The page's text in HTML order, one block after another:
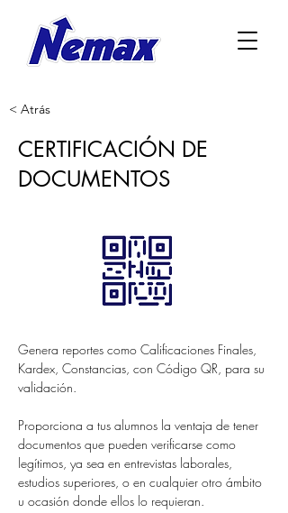
< Atrás
CERTIFICACIÓN DE
DOCUMENTOS
Genera reportes como Calificaciones Finales,
Kardex, Constancias, con Código QR, para su
validación.
Proporciona a tus alumnos la ventaja de tener
documentos que pueden verificarse como
legítimos, ya sea en entrevistas laborales,
estudios superiores, o en cualquier otro ámbito
u ocasión donde ellos lo requieran.